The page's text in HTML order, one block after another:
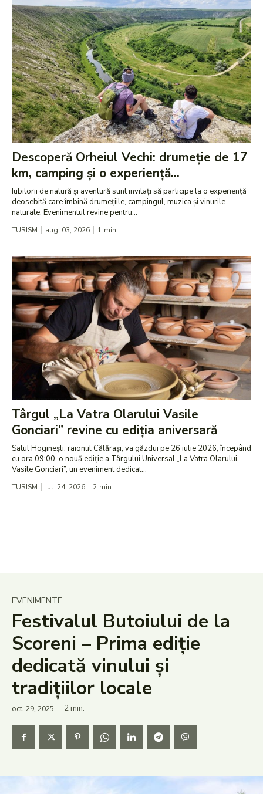
Descoperă Orheiul Vechi: drumeție de 17
km, camping și o experiență...
Iubitorii de natură și aventură sunt invitați să participe la o experiență
deosebită care îmbină drumețiile, campingul, muzica și vinurile
naturale. Evenimentul revine pentru...
TURISM aug. 03, 2026 1 min.
Târgul „La Vatra Olarului Vasile
Gonciari” revine cu ediția aniversară
Satul Hoginești, raionul Călărași, va găzdui pe 26 iulie 2026, începând
cu ora 09:00, o nouă ediție a Târgului Universal „La Vatra Olarului
Vasile Gonciari”, un eveniment dedicat...
TURISM iul. 24, 2026 2 min.